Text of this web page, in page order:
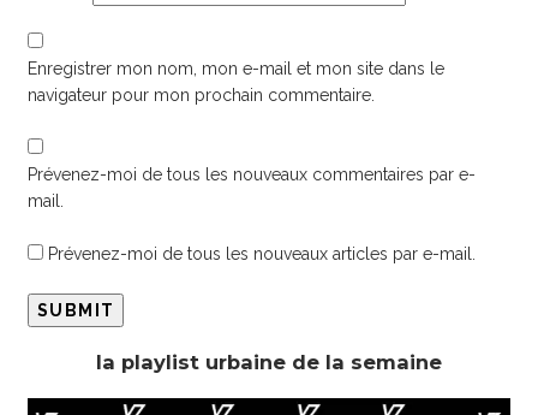
Enregistrer mon nom, mon e-mail et mon site dans le
navigateur pour mon prochain commentaire.
Prévenez-moi de tous les nouveaux commentaires par e-
mail.
Prévenez-moi de tous les nouveaux articles par e-mail.
la playlist urbaine de la semaine